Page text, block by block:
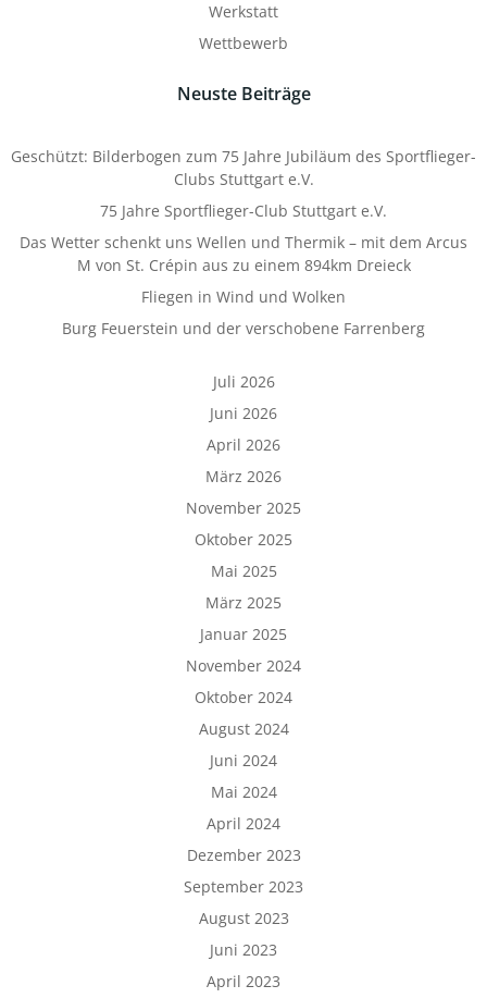
Werkstatt
Wettbewerb
Neuste Beiträge
Geschützt: Bilderbogen zum 75 Jahre Jubiläum des Sportflieger-
Clubs Stuttgart e.V.
75 Jahre Sportflieger-Club Stuttgart e.V.
Das Wetter schenkt uns Wellen und Thermik – mit dem Arcus
M von St. Crépin aus zu einem 894km Dreieck
Fliegen in Wind und Wolken
Burg Feuerstein und der verschobene Farrenberg
Juli 2026
Juni 2026
April 2026
März 2026
November 2025
Oktober 2025
Mai 2025
März 2025
Januar 2025
November 2024
Oktober 2024
August 2024
Juni 2024
Mai 2024
April 2024
Dezember 2023
September 2023
August 2023
Juni 2023
April 2023